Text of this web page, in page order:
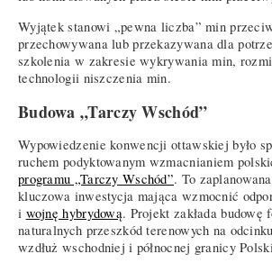
Wyjątek stanowi „pewna liczba” min
przechowywana lub przekazywana dla
szkolenia w zakresie wykrywania min,
technologii niszczenia min.
Budowa „Tarczy Wschód”
Wypowiedzenie konwencji ottawskiej było
ruchem podyktowanym wzmacnianiem
programu „Tarczy Wschód”. To
kluczowa inwestycja mająca wzmocnić
i wojnę hybrydową. Projekt zakłada
naturalnych przeszkód terenowych na
wzdłuż wschodniej i północnej granicy